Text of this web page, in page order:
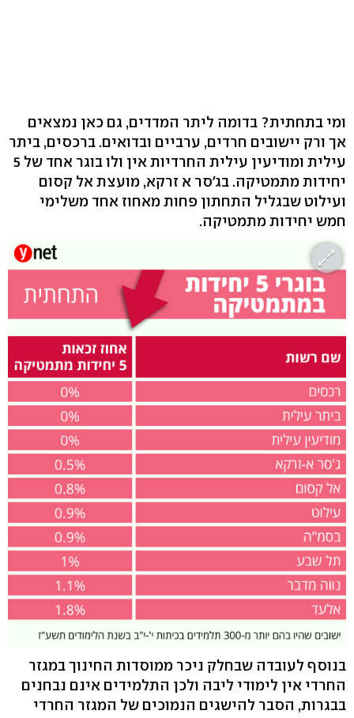
ומי בתחתית? בדומה ליתר המדדים, גם כאן נמצאים
אך ורק יישובים חרדים, ערביים ובדואים. ברכסים, ביתר
עילית ומודיעין עילית החרדיות אין ולו בוגר אחד של 5
יחידות מתמטיקה. בג'סר א זרקא, מועצת אל קסום
ועילוט שבגליל התחתון פחות מאחוז אחד משלימי
חמש יחידות מתמטיקה.
בנוסף לעובדה שבחלק ניכר ממוסדות החינוך במגזר
החרדי אין לימודי ליבה ולכן התלמידים אינם נבחנים
בבגרות, הסבר להישגים הנמוכים של המגזר החרדי